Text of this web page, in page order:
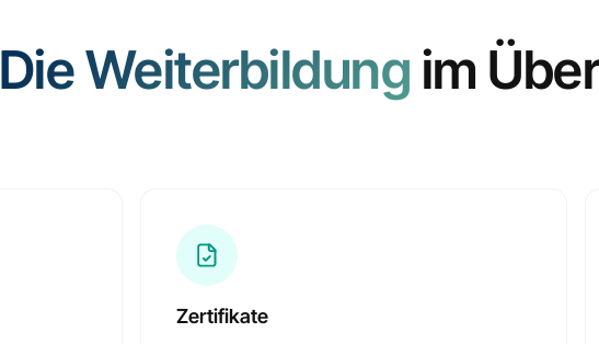
Die Weiterbildung im
Zertifikate